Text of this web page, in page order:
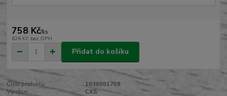
758 Kč/ks
626 Kč bez DPH
Přidat do košíku
Číslo produktu:
1030001708
Výrobce:
CXS